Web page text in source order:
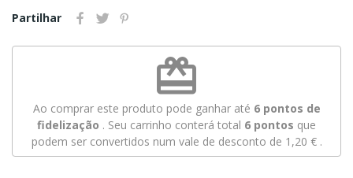
Partilhar
redeem
Ao comprar este produto pode ganhar até 6pontos de
fidelização . Seu carrinho conterá total 6 pontos que
podem ser convertidos num vale de desconto de 1,20 €.